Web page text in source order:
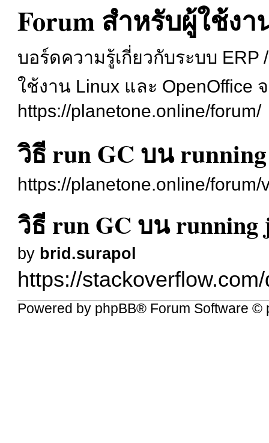
Forum สำหรับผู้ใช้งา
บอร์ดความรู้เกี่ยวกับระบบ
ใช้งาน Linux และ OpenOffice
https://planetone.online/forum/
วิธี run GC บน
https://planetone.online/
วิธี run GC บน running
by brid.surapol
https://
Powered by phpBB® Forum Software ©